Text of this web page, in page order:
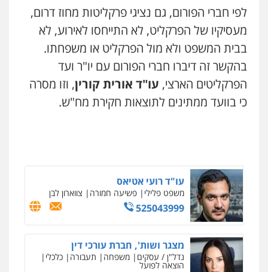
עו"ד נעם שביט
פלילי פשיעה חמורה מיסים הלבנת הון
פסיכיאטריה משפטית
0506216048
עו"ד דותן דניאלי
פלילי פשיעה חמורה צווארון לבן פשיעה
כלכלית עורכי דין לענייני אסירים נוער
פלילי תעבורה עורכי דין לענייני אסירים
0505417090
עו"ד חמאדה מסרי
תעבורה
0526631970
לפי חברי הפורום, גם נציגי פרקליטות מחוז דרום,
מעסיקיו של הפרקליט, לא התייחסו לאירוע, לא
בבית המשפט ולא מול הפרקליט או משפחתו.
בהקשר זה דיברו חברי הפורום עם יו"ר ועד
הפרקליטים הארצי, עו"ד אורית קורין, וזו מסרה
כי בוועד ממתינים לתוצאות חקירת מח"ש.
0544218336
משרד עורכי דין חן ברוך
פלילי דיני תעבורה מעצרים וחקירות
0505078733
עו"ד רועי אטיאס
משפט פלילי פשיעה חמורה צווארון לבן
525043999
מצגר ושות', חברת עורכי דין
נדל"ן / עסקים משפחה תעבורה כלכלי
הוצאה לפועל